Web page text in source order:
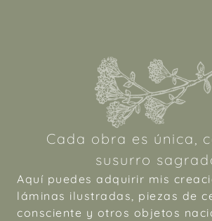
Cada obra es única,
susurro
Aquí puedes adquirir mis
láminas ilustradas, piezas de
consciente y otros objetos